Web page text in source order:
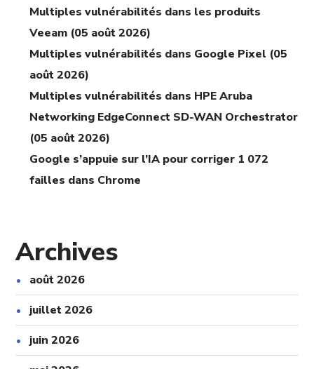
Multiples vulnérabilités dans les produits
Veeam (05 août 2026)
Multiples vulnérabilités dans Google Pixel (05
août 2026)
Multiples vulnérabilités dans HPE Aruba
Networking EdgeConnect SD-WAN Orchestrator
(05 août 2026)
Google s’appuie sur l’IA pour corriger 1 072
failles dans Chrome
Archives
août 2026
juillet 2026
juin 2026